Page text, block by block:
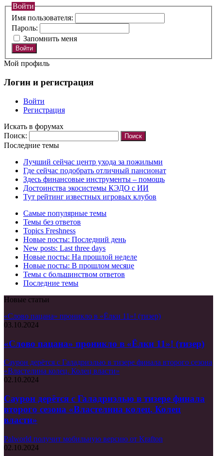
Войти
Имя пользователя:
Пароль:
Запомнить меня
Войти
Мой профиль
Логин и регистрация
Войти
Регистрация
Искать в форумах
Поиск:
Последние темы
Лучший сейчас центр ухода за пожилыми
Где сейчас подобрать отличный пансионат
Здесь финансовые инструменты – помощь
Достоинства экосистемы КЭДО с ИИ
Тут рейтинг известных игровых клубов
Самые популярные темы
Темы без ответов
Topics Freshness
Новые посты: Последний день
New posts: Last three days
Новые посты: На прошлой неделе
Новые посты: В прошлом месяце
Темы с большинством ответов
Последние темы
Новые статьи
«Слово пацана» проникло в «Ёлки 11»! (тизер)
03.10.2024
«Слово пацана» проникло в «Ёлки 11»! (тизер)
Саурон дерётся с Галадриэлью в тизере финала второго сезона
«Властелина колец. Колец власти»
02.10.2024
Саурон дерётся с Галадриэлью в тизере финала
второго сезона «Властелина колец. Колец
власти»
Palworld получит мобильную версию от Krafton
02.10.2024